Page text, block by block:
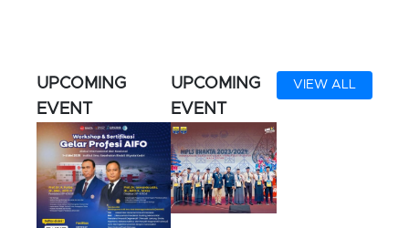
UPCOMING
EVENT
UPCOMING
EVENT
VIEW ALL